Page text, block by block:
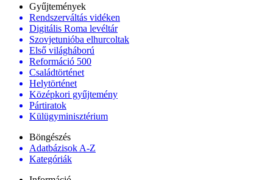
Gyűjtemények
Rendszerváltás vidéken
Digitális Roma levéltár
Szovjetunióba elhurcoltak
Első világháború
Reformáció 500
Családtörténet
Helytörténet
Középkori gyűjtemény
Pártiratok
Külügyminisztérium
Böngészés
Adatbázisok A-Z
Kategóriák